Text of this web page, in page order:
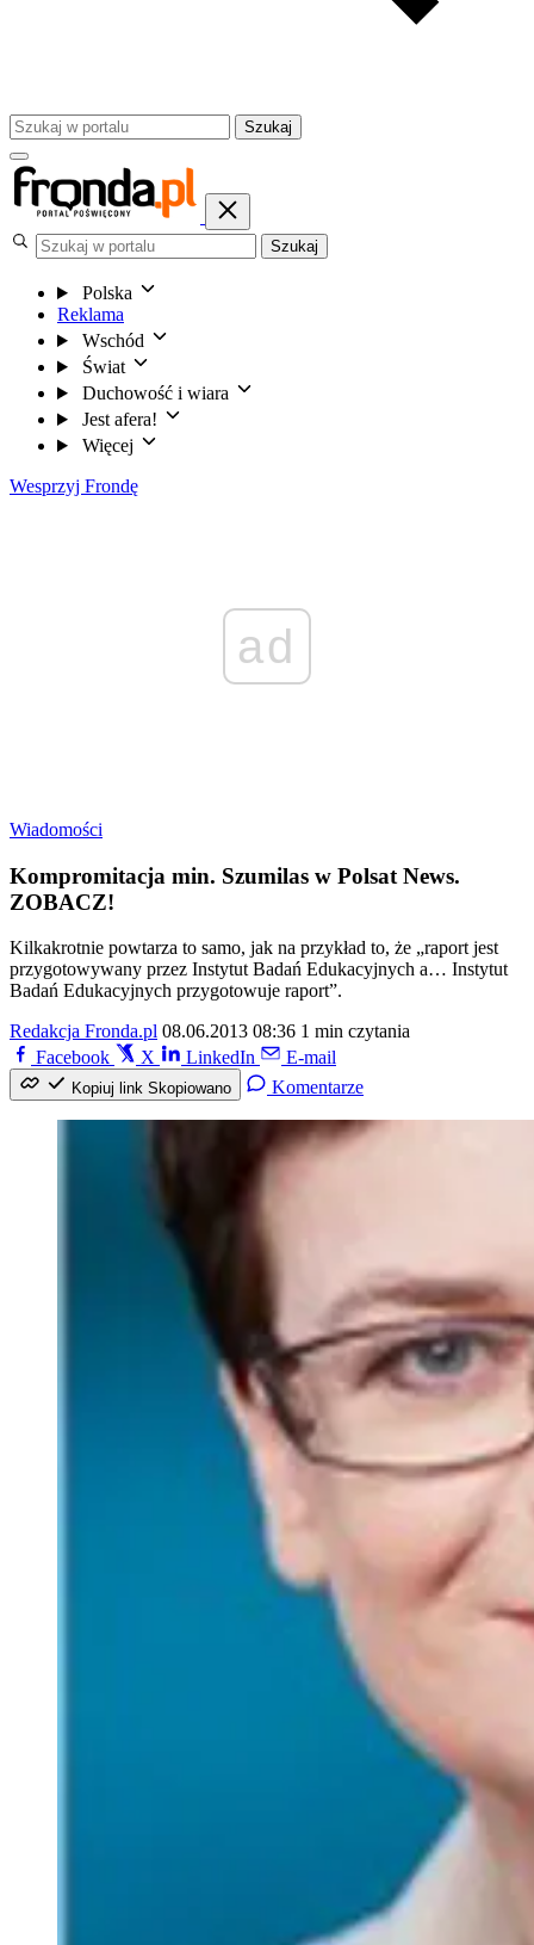
Szukaj
Szukaj
Polska
Reklama
Wschód
Świat
Duchowość i wiara
Jest afera!
Więcej
Wesprzyj Frondę
ad
Wiadomości
Kompromitacja min. Szumilas w Polsat News.
ZOBACZ!
Kilkakrotnie powtarza to samo, jak na przykład to, że „raport jest
przygotowywany przez Instytut Badań Edukacyjnych a… Instytut
Badań Edukacyjnych przygotowuje raport”.
Redakcja Fronda.pl 08.06.2013 08:36 1 min czytania
Facebook
X LinkedIn E-mail
Kopiuj link Skopiowano Komentarze